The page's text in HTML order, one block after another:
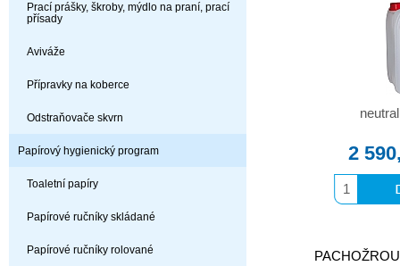
Prací prášky, škroby, mýdlo na praní, prací
přísady
Aviváže
Přípravky na koberce
Odstraňovače skvrn
Papírový hygienický program
Toaletní papíry
Papírové ručníky skládané
Papírové ručníky rolované
2